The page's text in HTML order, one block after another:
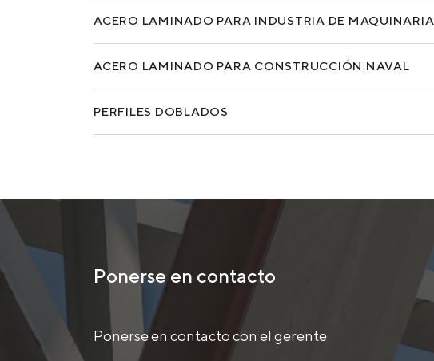
ACERO LAMINADO PARA INDUSTRIA DE MAQUINARIA
ACERO LAMINADO PARA CONSTRUCCIÓN NAVAL
PERFILES DOBLADOS
Ponerse en contacto
Ponerse en contacto con el gerente